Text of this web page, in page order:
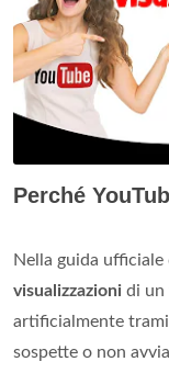
Perché
Nella guida ufficiale
visualizzazioni di un
artificialmente
sospette o non